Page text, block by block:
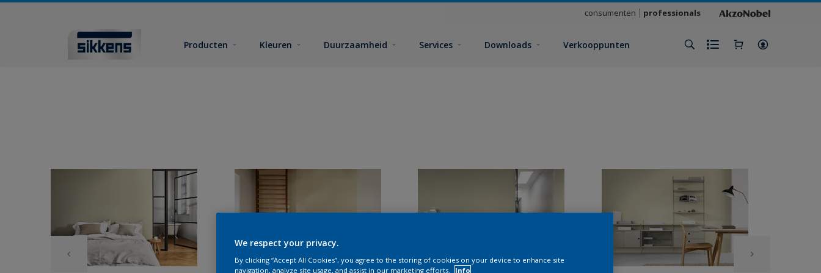
consumenten professionals
Producten Kleuren Duurzaamheid Services Downloads Verkooppunten
We respect your privacy.
By clicking “Accept All Cookies”, you agree to the storing of cookies on your device to enhance site
navigation, analyze site usage, and assist in our marketing efforts.
Info